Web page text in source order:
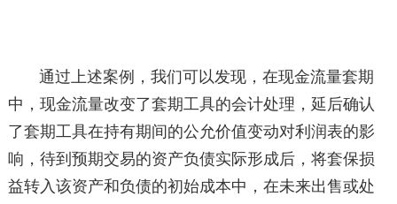
通过上述案例，我们可以发现，在现金流量套期
中，现金流量改变了套期工具的会计处理，延后确认
了套期工具在持有期间的公允价值变动对利润表的影
响，待到预期交易的资产负债实际形成后，将套保损
益转入该资产和负债的初始成本中，在未来出售或处